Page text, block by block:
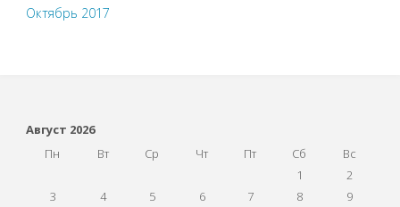
Октябрь 2017
Август 2026
Пн
Вт Ср Чт Пт Сб
Вс
1
2
3
4 5 6 7 8
9